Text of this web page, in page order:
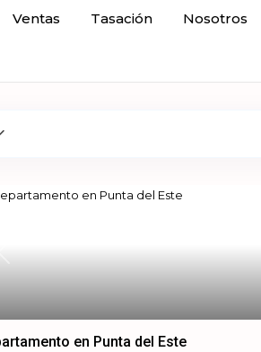
Ventas Tasación Nosotros
Previous
en Punta del Este